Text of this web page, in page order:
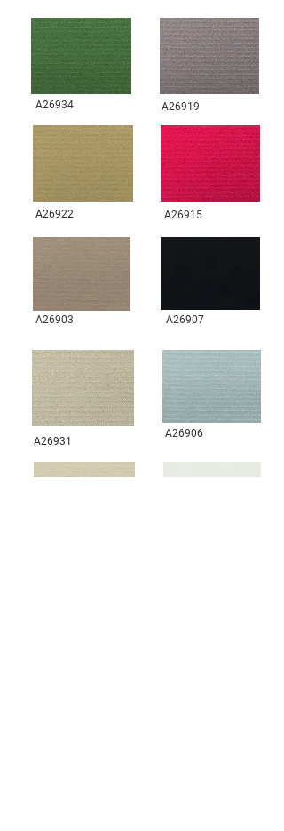
A26934
A26922
A26903
A26931
A26919
A26915
A26907
A26906